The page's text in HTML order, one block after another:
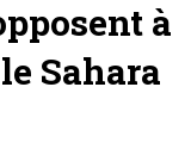
à
Sahara